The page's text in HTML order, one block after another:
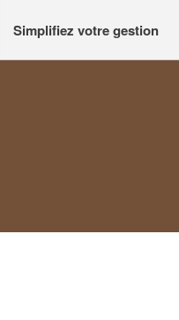
Simplifiez votre gestion